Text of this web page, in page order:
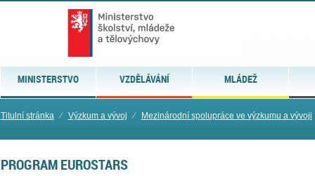
MINISTERSTVO VZDĚLÁVÁNÍ MLÁDEŽ
Titulní stránka ⁄ Výzkum a vývoj ⁄ Mezinárodní spolupráce ve výzkumu a vývoji
PROGRAM EUROSTARS